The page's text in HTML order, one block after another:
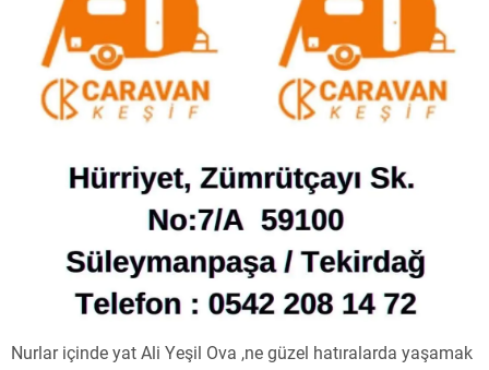
Nurlar içinde yat Ali Yeşil Ova ,ne güzel hatıralarda yaşamak